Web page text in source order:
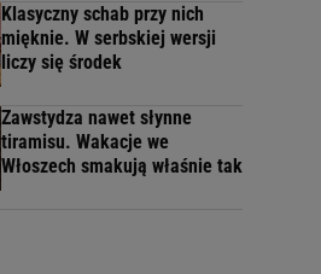
Klasyczny schab przy nich
mięknie. W serbskiej wersji
liczy się środek
Zawstydza nawet słynne
tiramisu. Wakacje we
Włoszech smakują właśnie tak